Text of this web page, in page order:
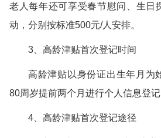
老人每年还可享受春节慰问、生日
动，分别按标准500元/人安排。
3、高龄津贴首次登记时间
高龄津贴以身份证出生年月为
80周岁提前两个月进行个人信息登记
4、高龄津贴首次登记途径